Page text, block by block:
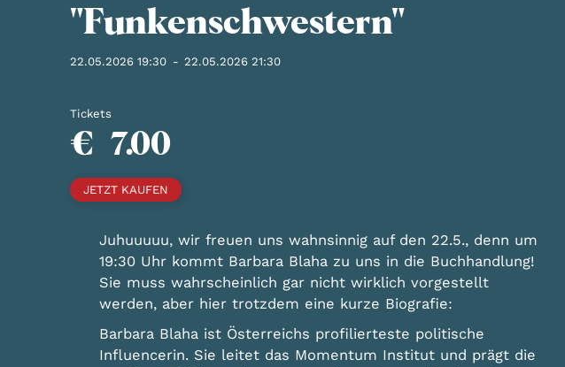
"Funkenschwestern"
22.05.2026 19:30 - 22.05.2026 21:30
Tickets
€ 7.00
JETZT KAUFEN
Juhuuuuu, wir freuen uns wahnsinnig auf den 22.5., denn um
19:30 Uhr kommt Barbara Blaha zu uns in die Buchhandlung!
Sie muss wahrscheinlich gar nicht wirklich vorgestellt
werden, aber hier trotzdem eine kurze Biografie:
Barbara Blaha ist Österreichs profilierteste politische
Influencerin. Sie leitet das Momentum Institut und prägt die